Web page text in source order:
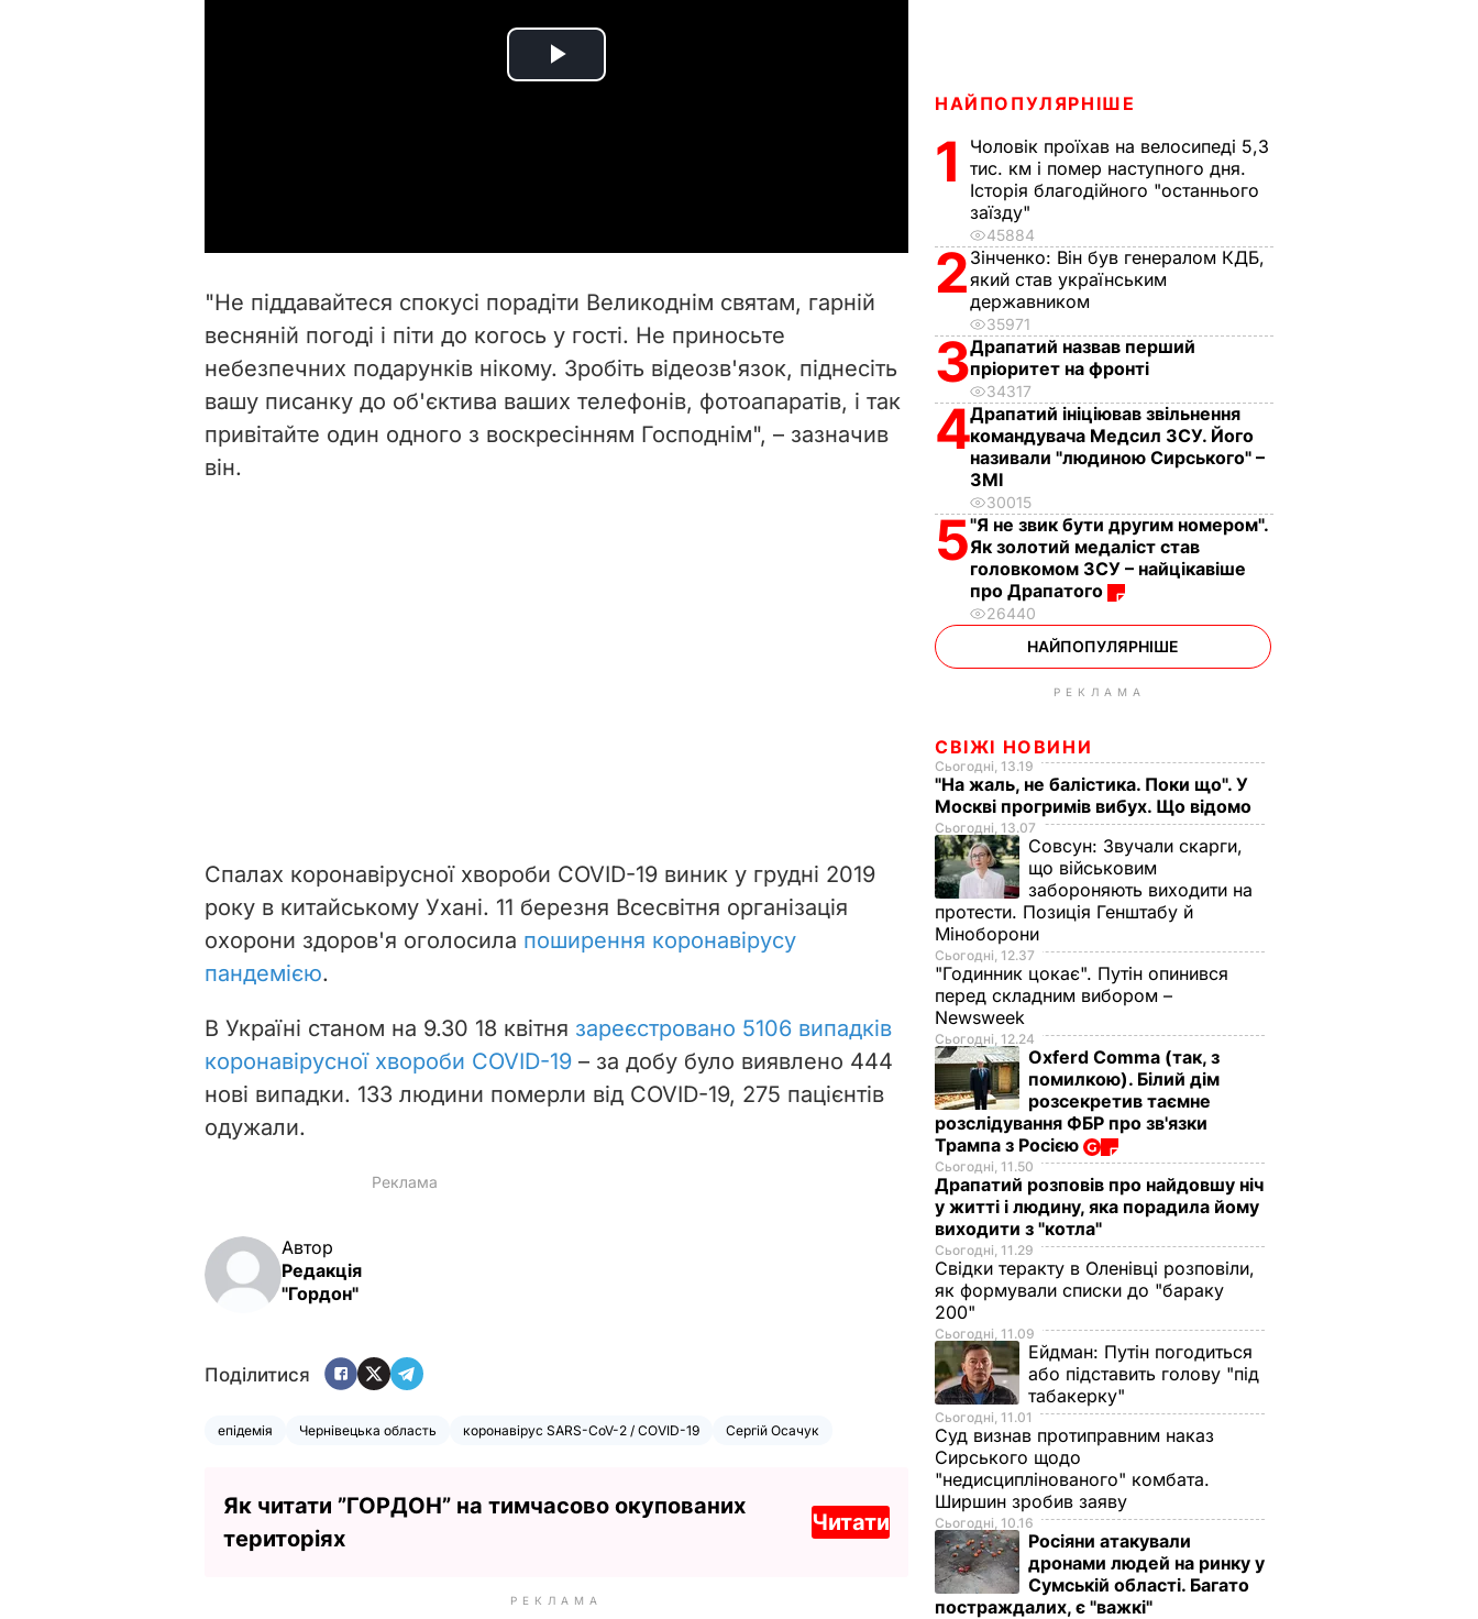
P
i
d
e
"Не піддавайтеся спокусі порадіти Великоднім святам, гарній
весняній погоді і піти до когось у гості. Не приносьте
небезпечних подарунків нікому. Зробіть відеозв'язок, піднесіть
вашу писанку до об'єктива ваших телефонів, фотоапаратів, і так
привітайте один одного з воскресінням Господнім", – зазначив
він.
Спалах коронавірусної хвороби COVID-19 виник у грудні 2019
року в китайському Ухані. 11 березня Всесвітня організація
охорони здоров'я оголосила поширення коронавірусу
пандемією.
В Україні станом на 9.30 18 квітня зареєстровано 5106 випадків
коронавірусної хвороби COVID-19 – за добу було виявлено 444
нові випадки. 133 людини померли від COVID-19, 275 пацієнтів
одужали.
Автор
Редакція
"Гордон"
Поділитися
епідемія Чернівецька область коронавірус SARS-CoV-2 / COVID-19 Сергій Осачук
Як читати ”ГОРДОН” на тимчасово окупованих
територіях
Читати
РЕКЛАМА
НАЙПОПУЛЯРНІШЕ
1
Чоловік проїхав на велосипеді 5,3
тис. км і помер наступного дня.
Історія благодійного "останнього
заїзду"
45884
2 Зінченко: Він був генералом КДБ,
який став українським
державником
35971
3Драпатий назвав перший
пріоритет на фронті
34317
4Драпатий ініціював звільнення
командувача Медсил ЗСУ. Його
називали "людиною Сирського" –
ЗМІ
30015
5"Я не звик бути другим номером".
Як золотий медаліст став
головкомом ЗСУ – найцікавіше
про Драпатого
26440
НАЙПОПУЛЯРНІШЕ
РЕКЛАМА
СВІЖІ НОВИНИ
Сьогодні, 13.19
"На жаль, не балістика. Поки що". У
Москві прогримів вибух. Що відомо
Сьогодні, 13.07
Совсун: Звучали скарги,
що військовим
забороняють виходити на
протести. Позиція Генштабу й
Міноборони
Сьогодні, 12.37
"Годинник цокає". Путін опинився
перед складним вибором –
Newsweek
Сьогодні, 12.24
Oxferd Comma (так, з
помилкою). Білий дім
розсекретив таємне
розслідування ФБР про зв'язки
Трампа з Росією
Сьогодні, 11.50
Драпатий розповів про найдовшу ніч
у житті і людину, яка порадила йому
виходити з "котла"
Сьогодні, 11.29
Свідки теракту в Оленівці розповіли,
як формували списки до "бараку
200"
Сьогодні, 11.09
Ейдман: Путін погодиться
або підставить голову "під
табакерку"
Сьогодні, 11.01
Суд визнав протиправним наказ
Сирського щодо
"недисциплінованого" комбата.
Ширшин зробив заяву
Сьогодні, 10.16
Росіяни атакували
дронами людей на ринку у
Сумській області. Багато
постраждалих, є "важкі"